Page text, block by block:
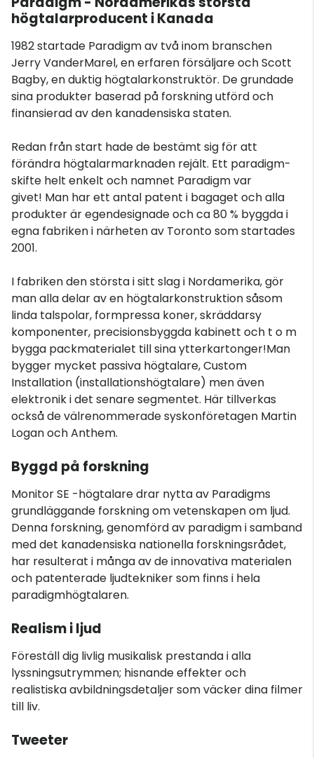
högtalarproducent i Kanada
1982 startade Paradigm av två inom branschen
Jerry VanderMarel, en erfaren försäljare och Scott
Bagby, en duktig högtalarkonstruktör. De grundade
sina produkter baserad på forskning utförd och
finansierad av den kanadensiska staten.
Redan från start hade de bestämt sig för att
förändra högtalarmarknaden rejält. Ett paradigm-
skifte helt enkelt och namnet Paradigm var
givet! Man har ett antal patent i bagaget och alla
produkter är egendesignade och ca 80 % byggda i
egna fabriken i närheten av Toronto som startades
2001.
I fabriken den största i sitt slag i Nordamerika, gör
man alla delar av en högtalarkonstruktion såsom
linda talspolar, formpressa koner, skräddarsy
komponenter, precisionsbyggda kabinett och t o m
bygga packmaterialet till sina ytterkartonger!Man
bygger mycket passiva högtalare, Custom
Installation (installationshögtalare) men även
elektronik i det senare segmentet. Här tillverkas
också de välrenommerade syskonföretagen Martin
Logan och Anthem.
Byggd på forskning
Monitor SE -högtalare drar nytta av Paradigms
grundläggande forskning om vetenskapen om ljud.
Denna forskning, genomförd av paradigm i samband
med det kanadensiska nationella forskningsrådet,
har resulterat i många av de innovativa materialen
och patenterade ljudtekniker som finns i hela
paradigmhögtalaren.
Realism i ljud
Föreställ dig livlig musikalisk prestanda i alla
lyssningsutrymmen; hisnande effekter och
realistiska avbildningsdetaljer som väcker dina filmer
till liv.
Tweeter